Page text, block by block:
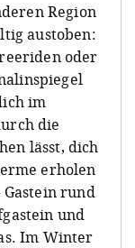
Region
austoben:
oder
im
die
lässt, dich
erholen
rund
und
Im Winter